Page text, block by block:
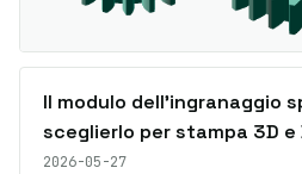
Il modulo dell’ingranaggio
sceglierlo per stampa 3D e
2026-05-27